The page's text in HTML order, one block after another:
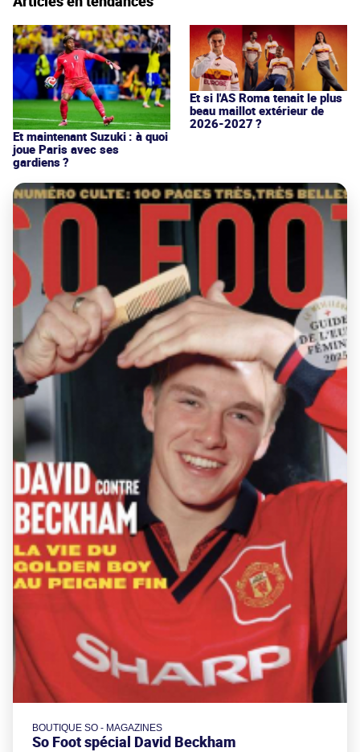
Et maintenant Suzuki : à quoi
joue Paris avec ses
gardiens ?
Et si l'AS Roma tenait le plus
beau maillot extérieur de
2026-2027 ?
BOUTIQUE SO - MAGAZINES
So Foot spécial David Beckham